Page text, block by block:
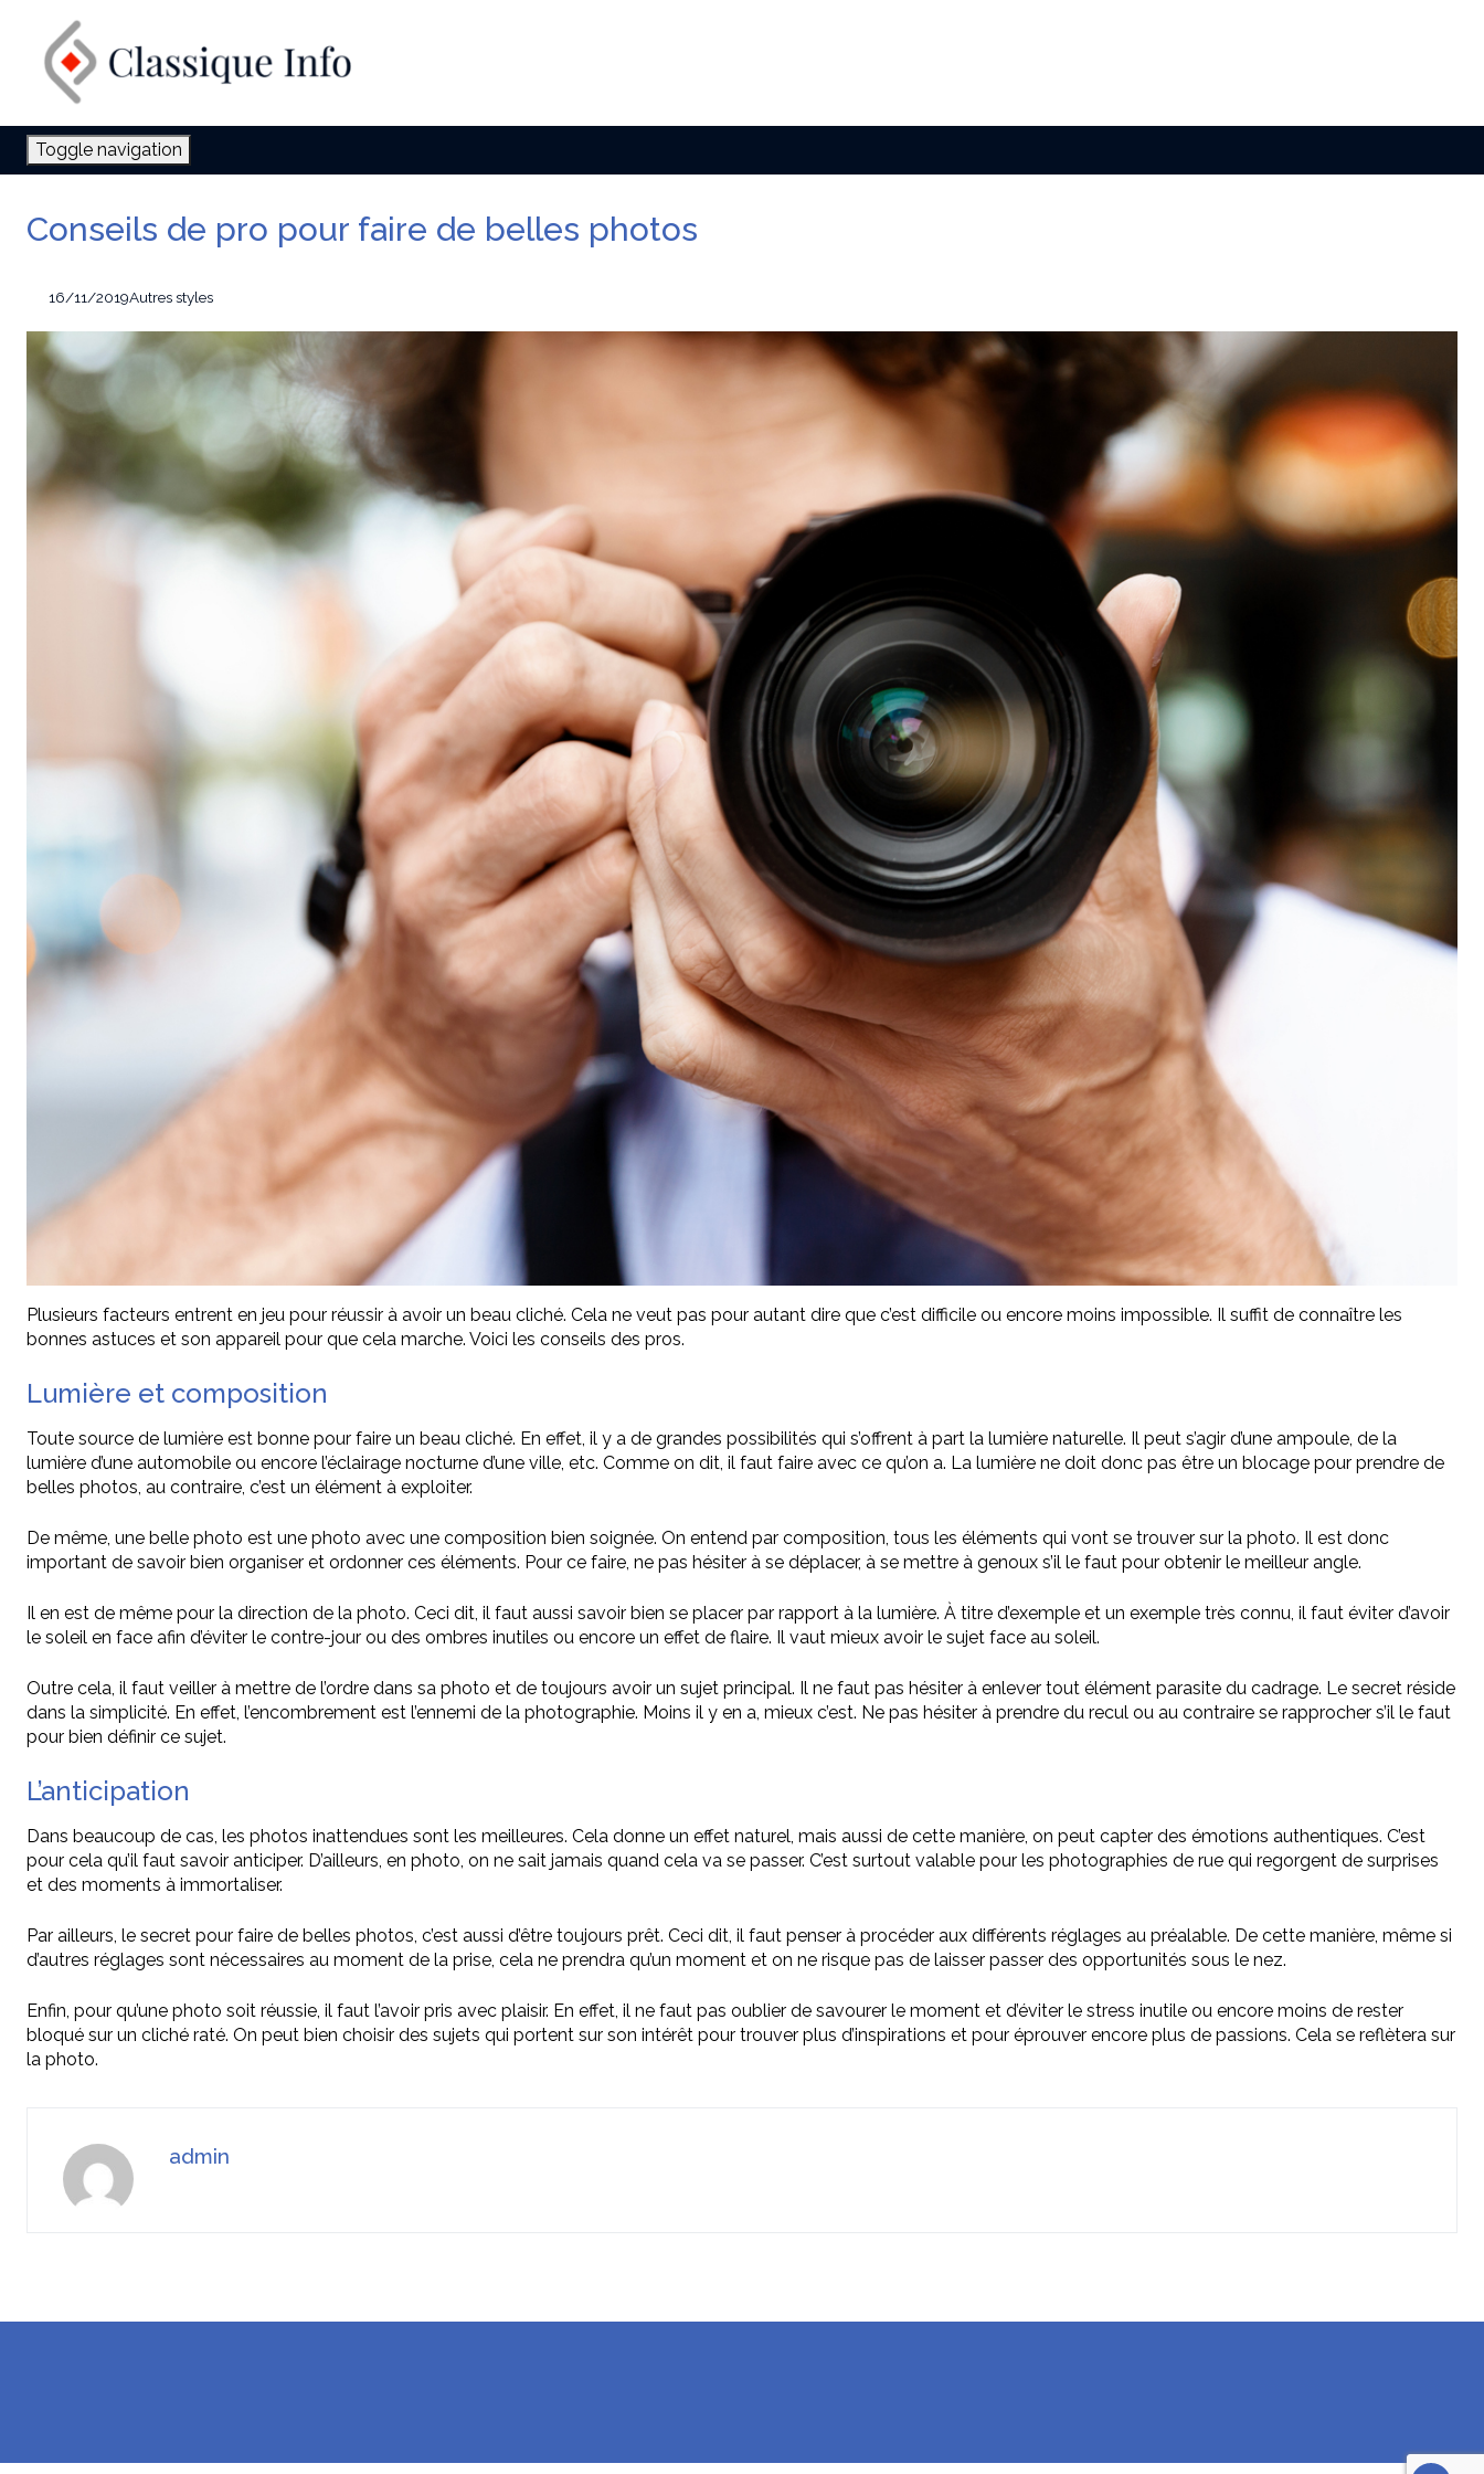
Toggle navigation
Conseils de pro pour faire de belles photos
16/11/2019Autres styles
Plusieurs facteurs entrent en jeu pour réussir à avoir un beau cliché. Cela ne veut pas pour autant dire que c’est difficile ou encore moins impossible. Il suffit de connaître les
bonnes astuces et son appareil pour que cela marche. Voici les conseils des pros.
Lumière et composition
Toute source de lumière est bonne pour faire un beau cliché. En effet, il y a de grandes possibilités qui s’offrent à part la lumière naturelle. Il peut s’agir d’une ampoule, de la
lumière d’une automobile ou encore l’éclairage nocturne d’une ville, etc. Comme on dit, il faut faire avec ce qu’on a. La lumière ne doit donc pas être un blocage pour prendre de
belles photos, au contraire, c’est un élément à exploiter.
De même, une belle photo est une photo avec une composition bien soignée. On entend par composition, tous les éléments qui vont se trouver sur la photo. Il est donc
important de savoir bien organiser et ordonner ces éléments. Pour ce faire, ne pas hésiter à se déplacer, à se mettre à genoux s’il le faut pour obtenir le meilleur angle.
Il en est de même pour la direction de la photo. Ceci dit, il faut aussi savoir bien se placer par rapport à la lumière. À titre d’exemple et un exemple très connu, il faut éviter d’avoir
le soleil en face afin d’éviter le contre-jour ou des ombres inutiles ou encore un effet de flaire. Il vaut mieux avoir le sujet face au soleil.
Outre cela, il faut veiller à mettre de l’ordre dans sa photo et de toujours avoir un sujet principal. Il ne faut pas hésiter à enlever tout élément parasite du cadrage. Le secret réside
dans la simplicité. En effet, l’encombrement est l’ennemi de la photographie. Moins il y en a, mieux c’est. Ne pas hésiter à prendre du recul ou au contraire se rapprocher s’il le faut
pour bien définir ce sujet.
L’anticipation
Dans beaucoup de cas, les photos inattendues sont les meilleures. Cela donne un effet naturel, mais aussi de cette manière, on peut capter des émotions authentiques. C’est
pour cela qu’il faut savoir anticiper. D’ailleurs, en photo, on ne sait jamais quand cela va se passer. C’est surtout valable pour les photographies de rue qui regorgent de surprises
et des moments à immortaliser.
Par ailleurs, le secret pour faire de belles photos, c’est aussi d’être toujours prêt. Ceci dit, il faut penser à procéder aux différents réglages au préalable. De cette manière, même si
d’autres réglages sont nécessaires au moment de la prise, cela ne prendra qu’un moment et on ne risque pas de laisser passer des opportunités sous le nez.
Enfin, pour qu’une photo soit réussie, il faut l’avoir pris avec plaisir. En effet, il ne faut pas oublier de savourer le moment et d’éviter le stress inutile ou encore moins de rester
bloqué sur un cliché raté. On peut bien choisir des sujets qui portent sur son intérêt pour trouver plus d’inspirations et pour éprouver encore plus de passions. Cela se reflètera sur
la photo.
admin